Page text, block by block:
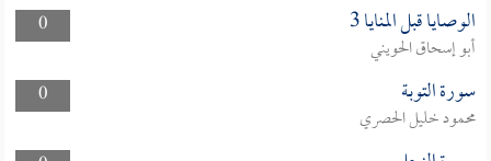
0
الوصايا قبل المنايا 3
أبو إسحاق الحويني
0
سورة التوبة
محمود خليل الحصري